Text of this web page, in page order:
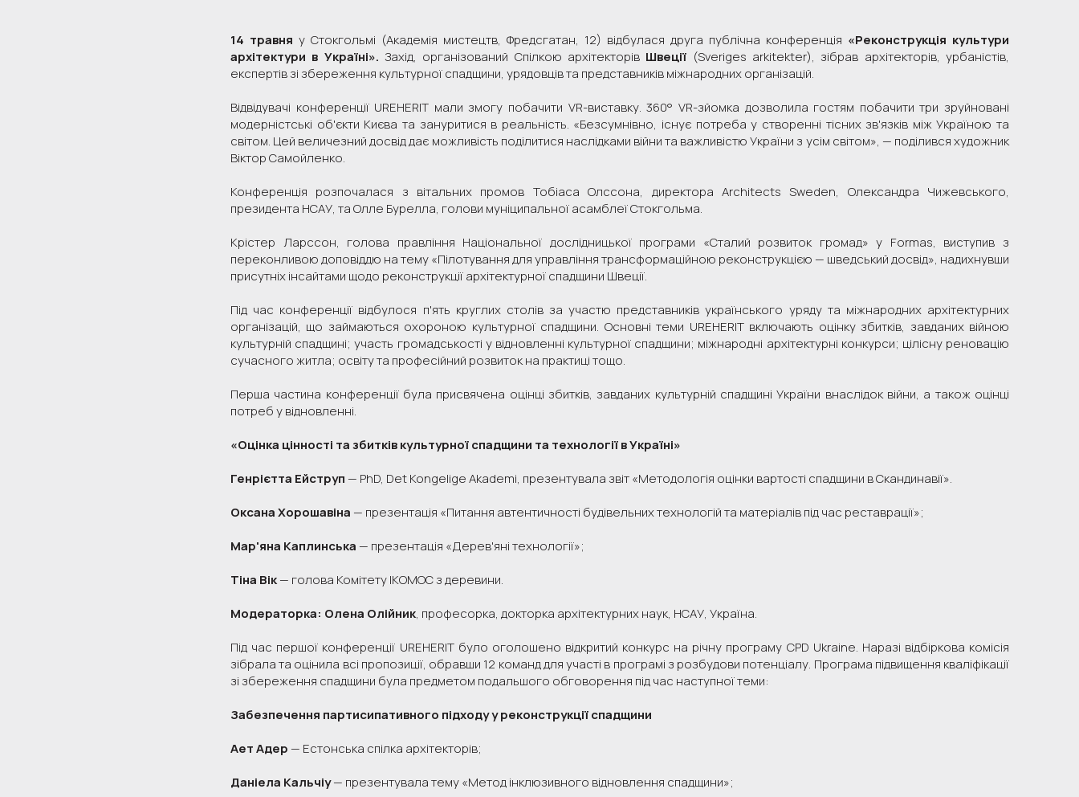
14 травня у Стокгольмі (Академія мистецтв, Фредсгатан, 12) відбулася друга публічна конференція «Реконструкція культури
архітектури в Україні». Захід, організований Спілкою архітекторів Швеції (Sveriges arkitekter), зібрав архітекторів, урбаністів,
експертів зі збереження культурної спадщини, урядовців та представників міжнародних організацій.
Відвідувачі конференції UREHERIT мали змогу побачити VR-виставку. 360° VR-зйомка дозволила гостям побачити три зруйновані
модерністські об'єкти Києва та зануритися в реальність. «Безсумнівно, існує потреба у створенні тісних зв'язків між Україною та
світом. Цей величезний досвід дає можливість поділитися наслідками війни та важливістю України з усім світом», — поділився художник
Віктор Самойленко.
Конференція розпочалася з вітальних промов Тобіаса Олссона, директора Architects Sweden, Олександра Чижевського,
президента НСАУ, та Олле Бурелла, голови муніципальної асамблеї Стокгольма.
Крістер Ларссон, голова правління Національної дослідницької програми «Сталий розвиток громад» у Formas, виступив з
переконливою доповіддю на тему «Пілотування для управління трансформаційною реконструкцією — шведський досвід», надихнувши
присутніх інсайтами щодо реконструкції архітектурної спадщини Швеції.
Під час конференції відбулося п'ять круглих столів за участю представників українського уряду та міжнародних архітектурних
організацій, що займаються охороною культурної спадщини. Основні теми UREHERIT включають оцінку збитків, завданих війною
культурній спадщині; участь громадськості у відновленні культурної спадщини; міжнародні архітектурні конкурси; цілісну реновацію
сучасного житла; освіту та професійний розвиток на практиці тощо.
Перша частина конференції була присвячена оцінці збитків, завданих культурній спадщині України внаслідок війни, а також оцінці
потреб у відновленні.
«Оцінка цінності та збитків культурної спадщини та технології в Україні»
Генрієтта Ейструп — PhD, Det Kongelige Akademi, презентувала звіт «Методологія оцінки вартості спадщини в Скандинавії».
Оксана Хорошавіна — презентація «Питання автентичності будівельних технологій та матеріалів під час реставрації»;
Мар'яна Каплинська — презентація «Дерев'яні технології»;
Тіна Вік— голова Комітету ІКОМОС з деревини.
Модераторка: Олена Олійник, професорка, докторка архітектурних наук, НСАУ, Україна.
Під час першої конференції UREHERIT було оголошено відкритий конкурс на річну програму CPD Ukraine. Наразі відбіркова комісія
зібрала та оцінила всі пропозиції, обравши 12 команд для участі в програмі з розбудови потенціалу. Програма підвищення кваліфікації
зі збереження спадщини була предметом подальшого обговорення під час наступної теми:
Забезпечення партисипативного підходу у реконструкції спадщини
Ает Адер — Естонська спілка архітекторів;
Даніела Кальчіу— презентувала тему «Метод інклюзивного відновлення спадщини»;